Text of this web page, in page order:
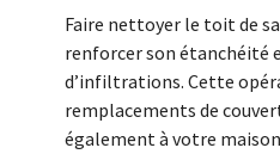
Faire nettoyer le toit de
renforcer son étanchéité
d’infiltrations. Cette
remplacements de
également à votre